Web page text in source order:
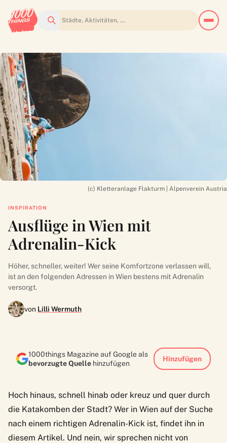
Suchen
(c) Kletteranlage Flakturm | Alpenverein Austria
INSPIRATION
Ausflüge in Wien mit
Adrenalin-Kick
Höher, schneller, weiter! Wer seine Komfortzone verlassen will,
ist an den folgenden Adressen in Wien bestens mit Adrenalin
versorgt.
von Lilli Wermuth
1000things Magazine auf Google als
bevorzugte Quelle hinzufügen
Hinzufügen
Hoch hinaus, schnell hinab oder kreuz und quer durch
die Katakomben der Stadt? Wer in Wien auf der Suche
nach einem richtigen Adrenalin-Kick ist, findet ihn in
diesem Artikel. Und nein, wir sprechen nicht von